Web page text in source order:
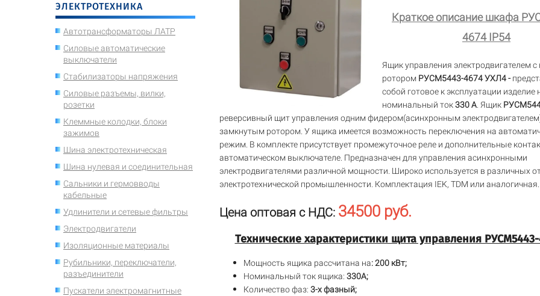
ЭЛЕКТРОТЕХНИКА
Автотрансформаторы ЛАТР
Силовые автоматические
выключатели
Стабилизаторы напряжения
Силовые разъемы, вилки,
розетки
Клеммные колодки, блоки
зажимов
Шина электротехническая
Шина нулевая и соединительная
Сальники и гермовводы
кабельные
Удлинители и сетевые фильтры
Электродвигатели
Изоляционные материалы
Рубильники, переключатели,
разъединители
Пускатели электромагнитные
Краткое описание шкафа
4674 IP54
Ящик управления электродвигателем с
ротором РУСМ5443-4674 УХЛ4 -
собой готовое к эксплуатации изделие
номинальный ток330 А . Ящик
реверсивный щит управления одним фидером(асинхронным
замкнутым ротором. У ящика имеется возможность переключения на
режим. В комплекте присутствует промежуточное реле и дополнительные
автоматическом выключателе. Предназначен для управления асинхронными
электродвигателями различной мощности. Широко используется в различных
электротехнической промышленности. Комплектация IEK, TDM или аналогичная.
Цена оптовая с НДС: 34500 руб.
Технические характеристики щита управления РУСМ5443-
Мощность ящика рассчитана на: 200 кВт;
Номинальный ток ящика: 330А;
Количество фаз: 3-х фазный;